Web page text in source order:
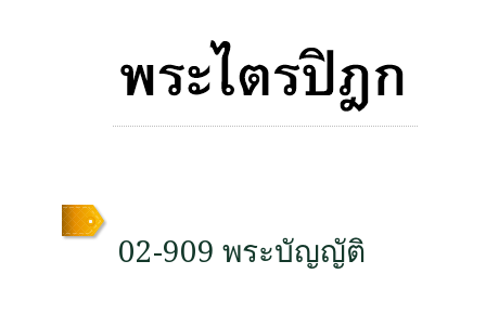
02-909 พระบัญญัติ